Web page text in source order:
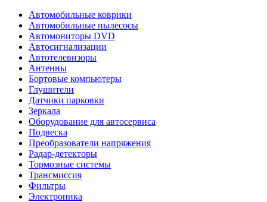
Автомобильные коврики
Автомобильные пылесосы
Автомониторы DVD
Автосигнализации
Автотелевизоры
Антенны
Бортовые компьютеры
Глушители
Датчики парковки
Зеркала
Оборудование для автосервиса
Подвеска
Преобразователи напряжения
Радар-детекторы
Тормозные системы
Трансмиссия
Фильтры
Электроника